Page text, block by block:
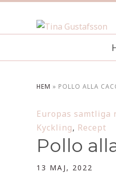
HEM » POLLO ALLA
Europas samtliga
Kyckling, Recept
Pollo
13 MAJ, 2022